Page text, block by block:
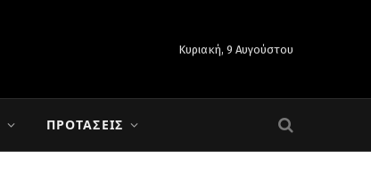
Κυριακή, 9 Αυγούστου
ΠΡΟΤΆΣΕΙΣ